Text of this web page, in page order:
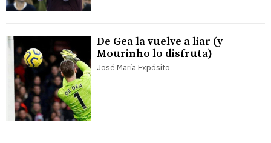
De Gea la vuelve a liar (y
Mourinho lo disfruta)
José María Expósito